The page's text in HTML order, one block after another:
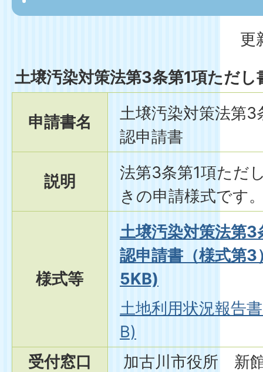
更
土壌汚染対策法第3条第1項ただ
申請書名
土壌汚染対策法第
認申請書
説明
法第3条第1項ただ
きの申請様式です
様式等
土壌汚染対策法第
認申請書（様式第
5KB)
土地利用状況報告
B)
受付窓口
加古川市役所 新